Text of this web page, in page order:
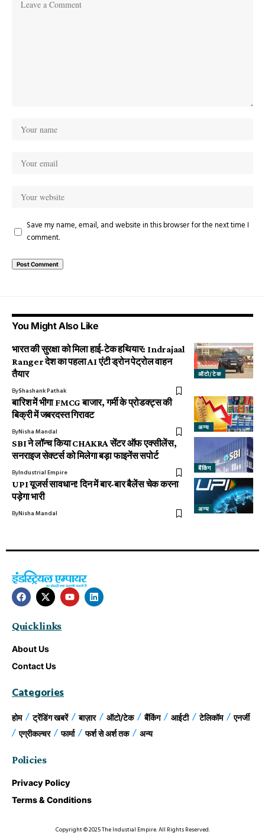
Save my name, email, and website in this browser for the next time I
comment.
You Might Also Like
ऑटो/टेक
भारत की सुरक्षा को मिला हाई-टेक हथियार: Indrajaal
Ranger देश का पहला AI एंटी ड्रोन पेट्रोल वाहन
तैयार
ByShashank Pathak
अन्य
बारिश में भीगा FMCG बाजार, गर्मी के प्रोडक्ट्स की
बिक्री में जबरदस्त गिरावट
ByNisha Mandal
बैंकिंग
SBI ने लॉन्च किया CHAKRA सेंटर ऑफ एक्सीलेंस,
सनराइज सेक्टर्स को मिलेगा बड़ा फाइनेंस सपोर्ट
ByIndustrial Empire
अन्य
UPI यूजर्स सावधान! दिन में बार-बार बैलेंस चेक करना
पड़ेगा भारी
ByNisha Mandal
Quick links
About Us
Contact Us
Categories
होम ट्रेंडिंग खबरें बाज़ार ऑटो/टेक बैंकिंग आईटी टेलिकॉम
एनर्जी
एग्रीकल्चर
फार्मा फर्श से अर्श तक अन्य
Policies
Privacy Policy
Terms & Conditions
Copyright © 2025 The Industial Empire. All Rights Reserved.